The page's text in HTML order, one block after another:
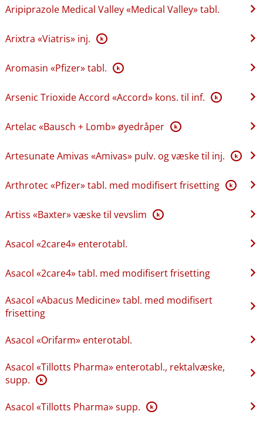
Aripiprazole Medical Valley «Medical Valley» tabl.
Arixtra «Viatris» inj. K
Aromasin «Pfizer» tabl. K
Arsenic Trioxide Accord «Accord» kons. til inf. K
Artelac «Bausch + Lomb» øyedråper K
Artesunate Amivas «Amivas» pulv. og væske til inj. K
Arthrotec «Pfizer» tabl. med modifisert frisetting K
Artiss «Baxter» væske til vevslim K
Asacol «2care4» enterotabl.
Asacol «2care4» tabl. med modifisert frisetting
Asacol «Abacus Medicine» tabl. med modifisert
frisetting
Asacol «Orifarm» enterotabl.
Asacol «Tillotts Pharma» enterotabl., rektalvæske,
supp. K
Asacol «Tillotts Pharma» supp. K